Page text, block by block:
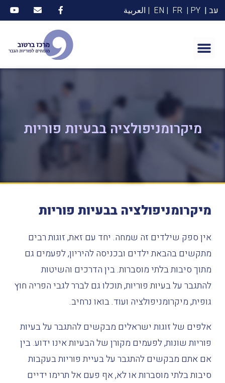
עב | PY |
FR
| EN | العربية
מיקרומניפולציה בבעיות פוריות
מיקרומניפולציה בבעיות פוריות
איןספק שילדים זה שמחה. יחד עם זאת,זוגותרבים
מתקשיםבהבאת ילדים ובכניסהלהיריון,לפעמים גם
מתוךסיבותבלתימוסברות.ביןהדרכים והשיטות
להתגבר עלבעיות פוריות,תוכלוגםלבררלגביהפריה חוץ
גופית,מיקרומניפולציה ועוד.בואו נרחיב.
אלפים שלזוגות ישראלים מבקשיםלהתגבר עלבעיות
פוריות שונות,לפעמים מקורן שלהבעיותאינו ידוע.בין
אםאתם מבקשיםלהתגבר עלבעיית פוריותבעקבות
סיבותבלתימוסברותאולא,אף פעםאלתרימו ידיים